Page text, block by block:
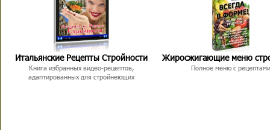
Итальянские Рецепты Стройности
Книга избранных видео-рецептов,
адаптированных для стройнеющих
Жиросжигающие меню
Полное меню с рецептами